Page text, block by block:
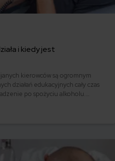
i kiedy jest
kierowców są ogromnym
działań edukacyjnych cały czas
po spożyciu alkoholu.
samochodzie i kiedy można z niej